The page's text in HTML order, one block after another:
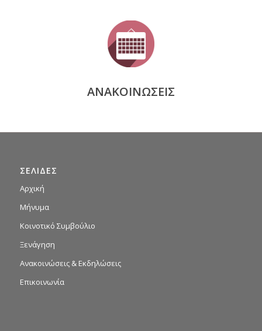
ΑΝΑΚΟΙΝΩΣΕΙΣ
ΣΕΛΙΔΕΣ
Αρχική
Μήνυμα
Κοινοτικό Συμβούλιο
Ξενάγηση
Ανακοινώσεις & Εκδηλώσεις
Επικοινωνία